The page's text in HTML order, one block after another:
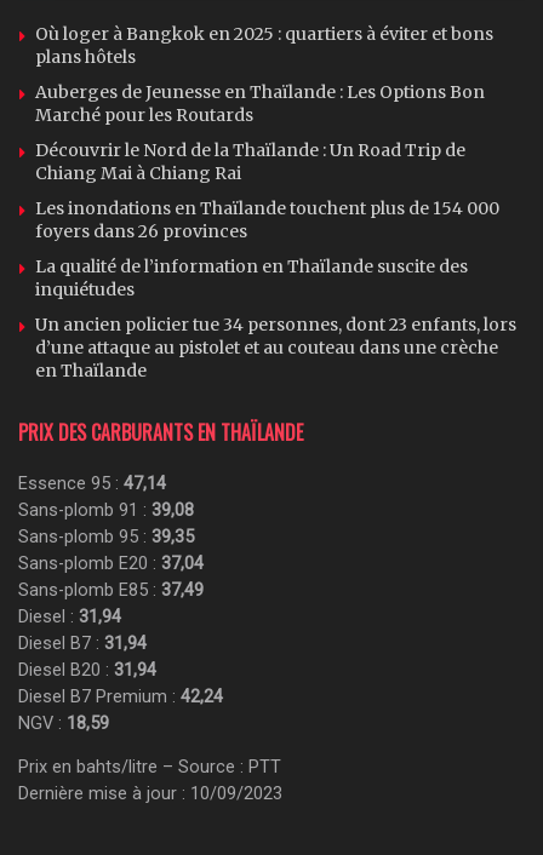
Où loger à Bangkok en 2025 : quartiers à éviter et bons
plans hôtels
Auberges de Jeunesse en Thaïlande : Les Options Bon
Marché pour les Routards
Découvrir le Nord de la Thaïlande : Un Road Trip de
Chiang Mai à Chiang Rai
Les inondations en Thaïlande touchent plus de 154 000
foyers dans 26 provinces
La qualité de l’information en Thaïlande suscite des
inquiétudes
Un ancien policier tue 34 personnes, dont 23 enfants, lors
d’une attaque au pistolet et au couteau dans une crèche
en Thaïlande
PRIX DES CARBURANTS EN THAÏLANDE
Essence 95 : 47,14
Sans-plomb 91 : 39,08
Sans-plomb 95 : 39,35
Sans-plomb E20 : 37,04
Sans-plomb E85 : 37,49
Diesel : 31,94
Diesel B7 : 31,94
Diesel B20 : 31,94
Diesel B7 Premium : 42,24
NGV : 18,59
Prix en bahts/litre – Source : PTT
Dernière mise à jour : 10/09/2023